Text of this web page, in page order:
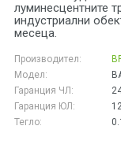
луминесцентните
индустриални
месеца.
Производител:
Модел:
Гаранция ЧЛ:
Гаранция ЮЛ:
Тегло: